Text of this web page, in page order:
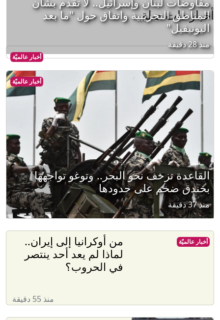
أخبار ذات صلة
أخبار عالميّة
المناطق التجريبية واتفاق حول "ما بعد
اليونيفيل"
منذ 28 دقيقة
أخبار عالميّة
القاعدة تزحف نحو البحر.. وتوغو تواجهها
بخندق ضخم على حدودها
منذ 37 دقيقة
من أوكرانيا إلى إيران..
لماذا لم يعد أحد ينتصر
في الحروب؟
منذ 55 دقيقة
أخبار عالميّة